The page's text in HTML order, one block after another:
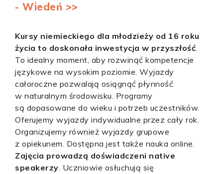
- Wiedeń >>
Kursy niemieckiego dla młodzieży od 16 roku
życia to doskonała inwestycja w przyszłość.
To idealny moment, aby rozwinąć kompetencje
językowe na wysokim poziomie. Wyjazdy
całoroczne pozwalają osiągnąć płynność
w naturalnym środowisku. Programy
są dopasowane do wieku i potrzeb uczestników.
Oferujemy wyjazdy indywidualne przez cały rok.
Organizujemy również wyjazdy grupowe
z opiekunem. Dostępna jest także nauka online.
Zajęcia prowadzą doświadczeni native
speakerzy. Uczniowie osłuchują się